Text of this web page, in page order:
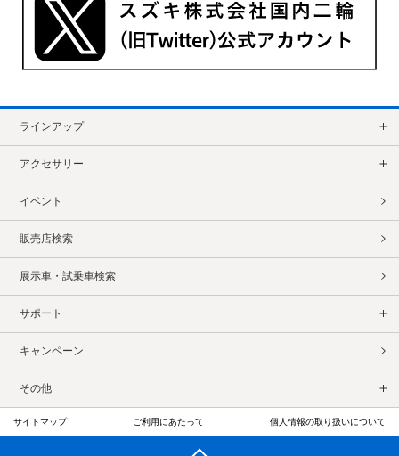
ラインアップ
アクセサリー
イベント
販売店検索
展示車・試乗車検索
サポート
キャンペーン
その他
サイトマップ ご利用にあたって 個人情報の取り扱いについて